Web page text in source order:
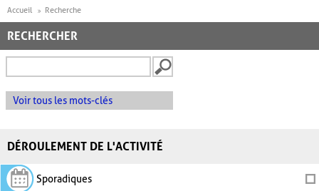
Accueil Recherche
RECHERCHER
Voir tous les mots-clés
DÉROULEMENT DE L'ACTIVITÉ
Sporadiques